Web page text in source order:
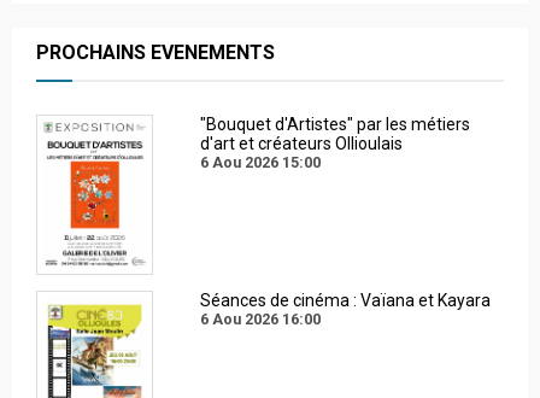
PROCHAINS EVENEMENTS
"Bouquet d'Artistes" par les métiers
d'art et créateurs Ollioulais
6 Aou 2026 15:00
Séances de cinéma : Vaïana et Kayara
6 Aou 2026 16:00